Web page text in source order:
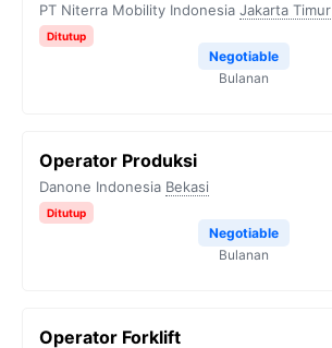
PT Niterra Mobility Indonesia Jakarta Timur
Ditutup
Negotiable
Bulanan
Operator Produksi
Danone Indonesia Bekasi
Ditutup
Negotiable
Bulanan
Operator Forklift